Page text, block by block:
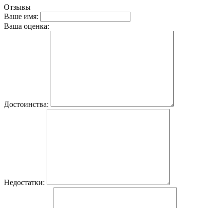
Отзывы
Ваше имя:
Ваша оценка:
Достоинства:
Недостатки: